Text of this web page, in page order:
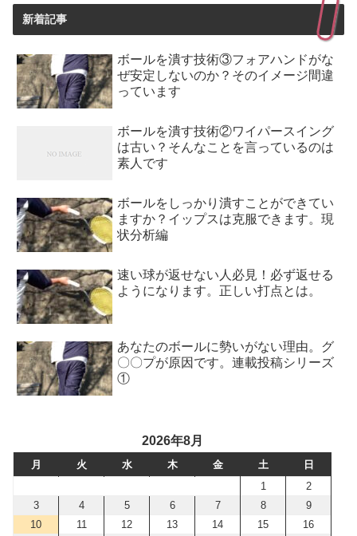
新着記事
ボールを潰す技術③フォアハンドがな
ぜ安定しないのか？そのイメージ間違
っています
ボールを潰す技術②ワイパースイング
は古い？そんなことを言っているのは
素人です
ボールをしっかり潰すことができてい
ますか？イップスは克服できます。現
状分析編
速い球が返せない人必見！必ず返せる
ようになります。正しい打点とは。
あなたのボールに勢いがない理由。グ
〇〇プが原因です。連載投稿シリーズ
①
2026年8月
月 火 水 木 金 土
日
1
2
3
4 5 6 7 8
9
10
11 12 13 14 15
16